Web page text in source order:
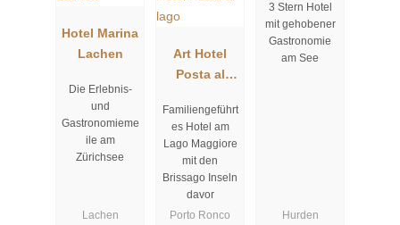
Hotel Marina
Lachen
Die Erlebnis-
und
Gastronomieme
ile am
Zürichsee
Lachen
Art Hotel
Posta al
Familiengeführt
es Hotel am
Lago Maggiore
mit den
Brissago Inseln
davor
Porto Ronco
3 Stern Hotel
mit gehobener
Gastronomie
am See
Hurden